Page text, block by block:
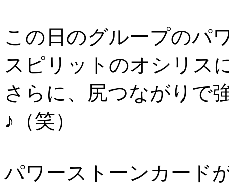
この日のグループのパ
スピリットのオシリス
さらに、尻つながりで
♪（笑）
パワーストーンカード